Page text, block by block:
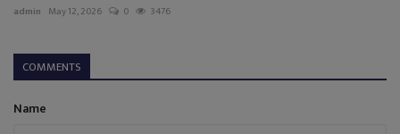
admin May 12, 2026 0 3476
COMMENTS
Name